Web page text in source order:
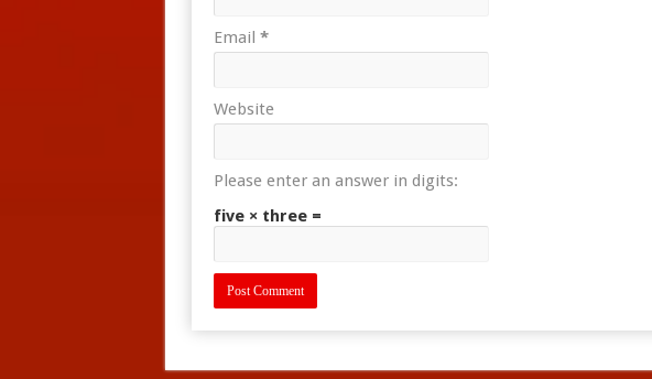
Email *
Website
Please enter an answer in digits:
five × three =